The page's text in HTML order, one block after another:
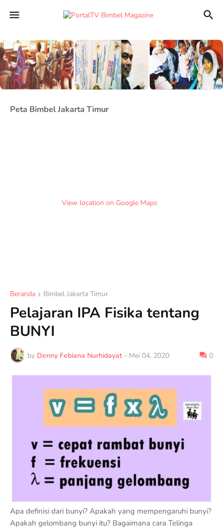
Peta Bimbel Jakarta Timur
View location on Google Maps
Beranda Bimbel Jakarta Timur
Pelajaran IPA Fisika tentang
BUNYI
by Denny Febiana Nurhidayat - Mei 04, 2020 0
Apa definisi dari bunyi? Apakah yang mempengaruhi bunyi?
Apakah gelombang bunyi itu? Bagaimana cara Telinga